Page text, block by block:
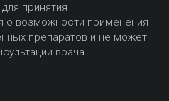
принятия
о возможности применения
препаратов и не может
врача.